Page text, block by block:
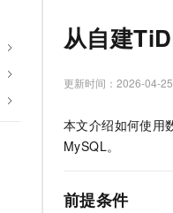
从自建
更新时间： 2026-04-
本文介绍如何使用
MySQL。
前提条件
大模型
文本生成
Qwen3.8-Max HOT
智能体时代全能旗舰模型
能看、能想、能动手的多
千问大模型 大模型
随时随地安全接入的云上
云解析DNS
云原生大数据计算服务
GLM-5.2：长任务时代
自主进化，持久记忆，越
快速拥有专属 OpenClaw
官方推荐返现计划
高校专属算力普惠，学生
解决方案免费试用 新老同
云上成本管理
多端小程序
Salesforce 国际版订阅
友盟天域
观测云
Tuya 物联网平台阿里云版
Salesforce On Alibaba
Consulting Partner 合作
AI 大模型销售与服务生
售后服务
自助服务
工单服务
技术领先
稳定可靠
安全合规
分析师报告
研究报告与白皮书
天池大赛